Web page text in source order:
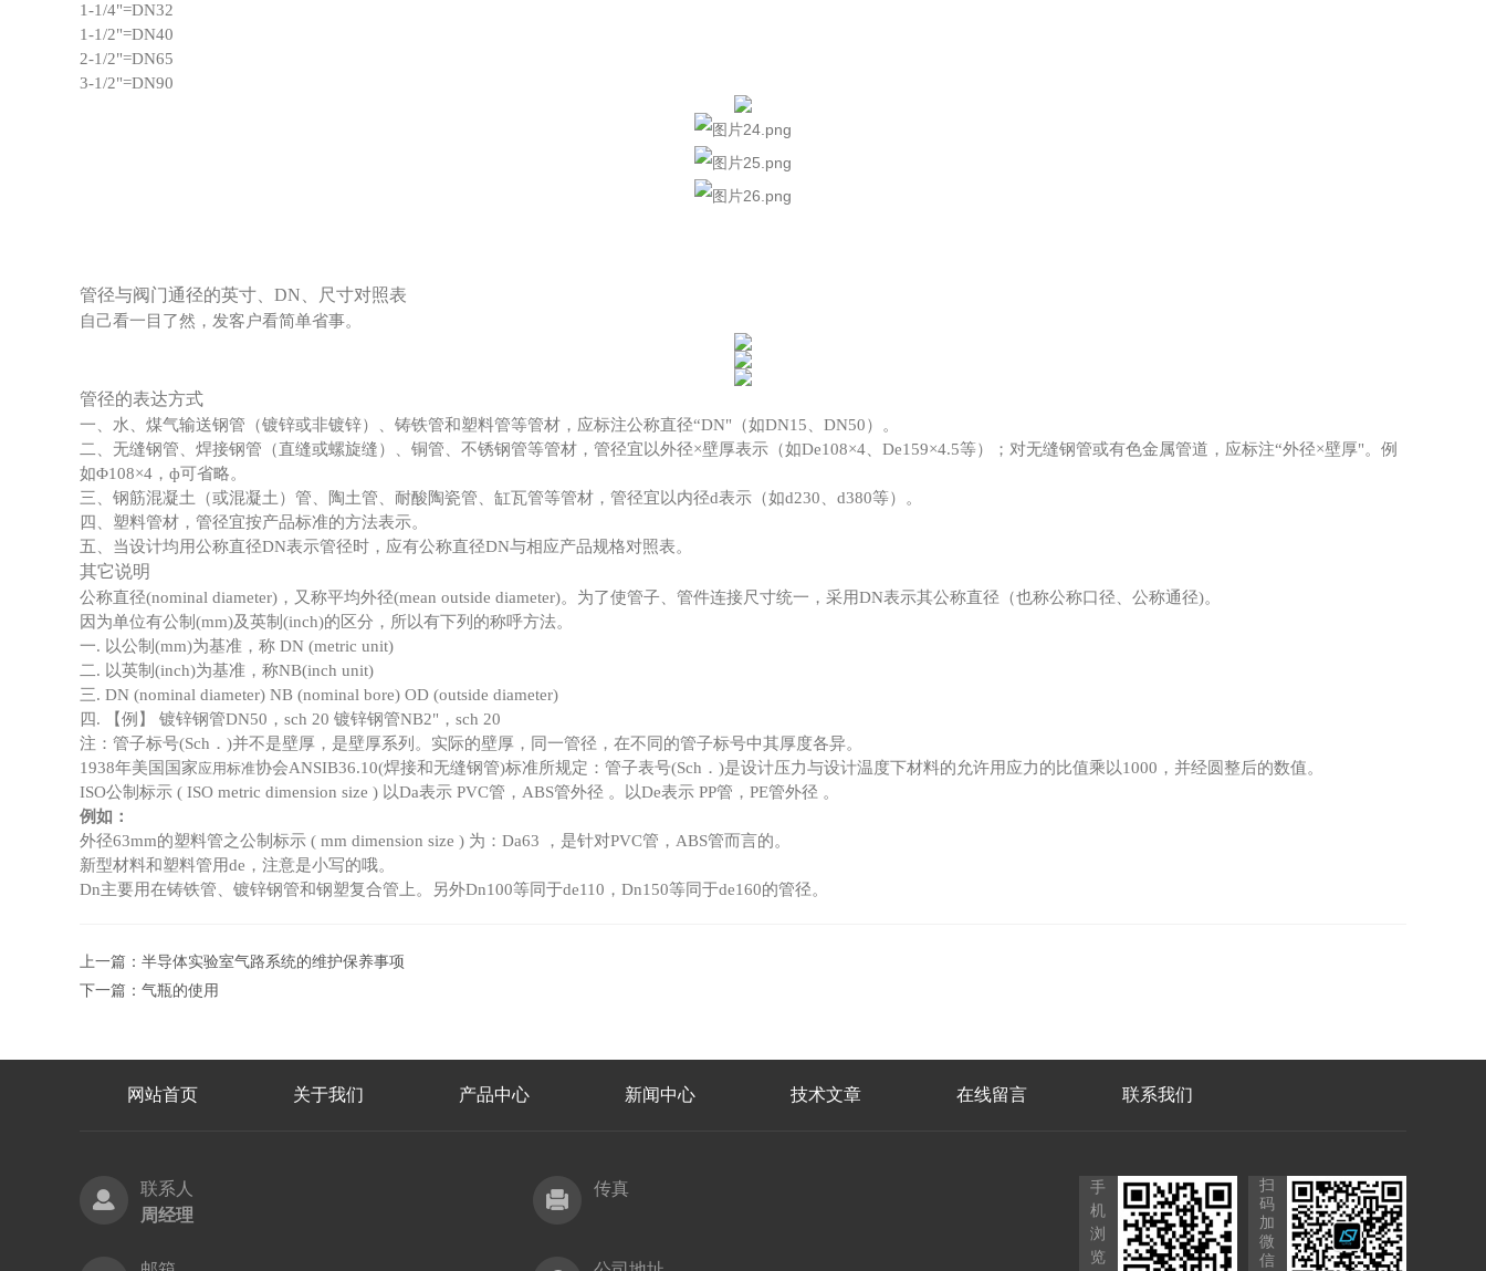
1-1/4"=DN32
1-1/2"=DN40
2-1/2"=DN65
3-1/2"=DN90
管径与阀门通径的英寸、DN、尺寸对照表
自己看一目了然，发客户看简单省事。
管径的表达方式
一、水、煤气输送钢管（镀锌或非镀锌）、铸铁管和塑料管等管材，应标注公称直径“DN"（如DN15、DN50）。
二、无缝钢管、焊接钢管（直缝或螺旋缝）、铜管、不锈钢管等管材，管径宜以外径×壁厚表示（如De108×4、De159×4.5等）；对无缝钢管或有色金属管道，应标注“外径×壁厚"。例
如Φ108×4，ф可省略。
三、钢筋混凝土（或混凝土）管、陶土管、耐酸陶瓷管、缸瓦管等管材，管径宜以内径d表示（如d230、d380等）。
四、塑料管材，管径宜按产品标准的方法表示。
五、当设计均用公称直径DN表示管径时，应有公称直径DN与相应产品规格对照表。
其它说明
公称直径(nominal diameter)，又称平均外径(mean outside diameter)。为了使管子、管件连接尺寸统一，采用DN表示其公称直径（也称公称口径、公称通径)。
因为单位有公制(mm)及英制(inch)的区分，所以有下列的称呼方法。
一. 以公制(mm)为基准，称 DN (metric unit)
二. 以英制(inch)为基准，称NB(inch unit)
三. DN (nominal diameter) NB (nominal bore) OD (outside diameter)
四. 【例】 镀锌钢管DN50，sch 20 镀锌钢管NB2"，sch 20
注：管子标号(Sch．)并不是壁厚，是壁厚系列。实际的壁厚，同一管径，在不同的管子标号中其厚度各异。
1938年美国国家应用标准协会ANSIB36.10(焊接和无缝钢管)标准所规定：管子表号(Sch．)是设计压力与设计温度下材料的允许用应力的比值乘以1000，并经圆整后的数值。
ISO公制标示 ( ISO metric dimension size ) 以Da表示 PVC管，ABS管外径 。以De表示 PP管，PE管外径 。
例如：
外径63mm的塑料管之公制标示 ( mm dimension size ) 为：Da63 ，是针对PVC管，ABS管而言的。
新型材料和塑料管用de，注意是小写的哦。
Dn主要用在铸铁管、镀锌钢管和钢塑复合管上。另外Dn100等同于de110，Dn150等同于de160的管径。
上一篇： 半导体实验室气路系统的维护保养事项
下一篇： 气瓶的使用
网站首页 关于我们 产品中心 新闻中心 技术文章 在线留言 联系我们
联系人
周经理
传真
手
机
浏
览
扫
码
加
微
信